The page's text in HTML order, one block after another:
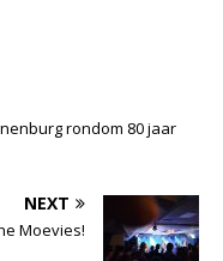
rondom 80 jaar
NEXT
Moevies!